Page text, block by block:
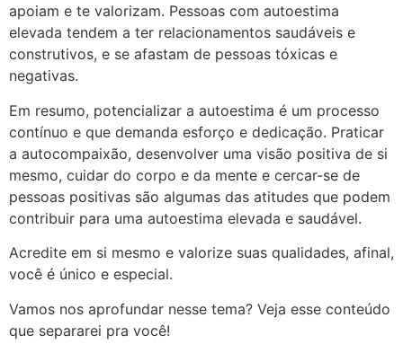
apoiam e te valorizam. Pessoas com autoestima
elevada tendem a ter relacionamentos saudáveis e
construtivos, e se afastam de pessoas tóxicas e
negativas.
Em resumo, potencializar a autoestima é um processo
contínuo e que demanda esforço e dedicação. Praticar
a autocompaixão, desenvolver uma visão positiva de si
mesmo, cuidar do corpo e da mente e cercar-se de
pessoas positivas são algumas das atitudes que podem
contribuir para uma autoestima elevada e saudável.
Acredite em si mesmo e valorize suas qualidades, afinal,
você é único e especial.
Vamos nos aprofundar nesse tema? Veja esse conteúdo
que separarei pra você!